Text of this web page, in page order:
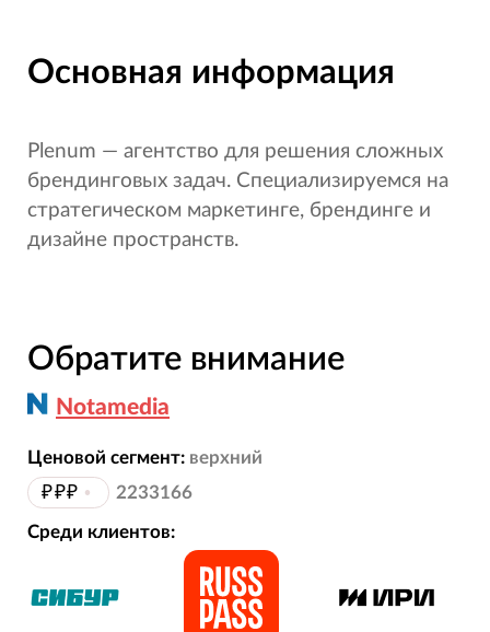
Основная информация
Plenum — агентство для решения сложных
брендинговых задач. Специализируемся на
стратегическом маркетинге, брендинге и
дизайне пространств.
Обратите внимание
Notamedia
Ценовой сегмент: верхний
₽₽₽ • 2233166
Среди клиентов: